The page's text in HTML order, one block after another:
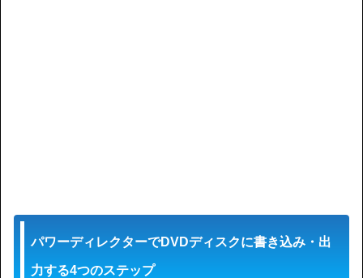
パワーディレクターでDVDディスクに書き込み・出
力する4つのステップ